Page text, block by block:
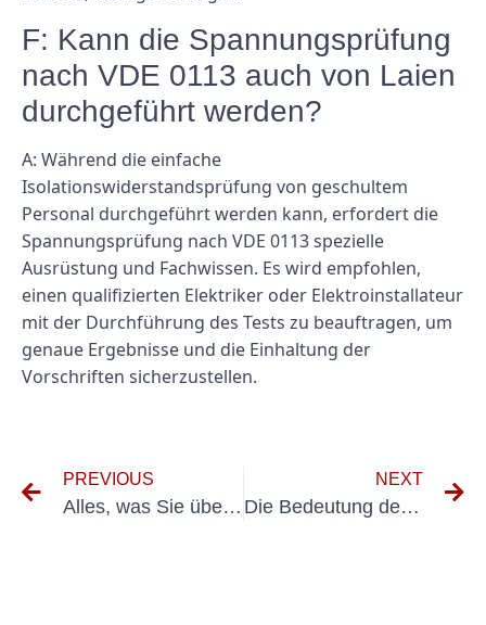
F: Kann die Spannungsprüfung
nach VDE 0113 auch von Laien
durchgeführt werden?
A: Während die einfache
Isolationswiderstandsprüfung von geschultem
Personal durchgeführt werden kann, erfordert die
Spannungsprüfung nach VDE 0113 spezielle
Ausrüstung und Fachwissen. Es wird empfohlen,
einen qualifizierten Elektriker oder Elektroinstallateur
mit der Durchführung des Tests zu beauftragen, um
genaue Ergebnisse und die Einhaltung der
Vorschriften sicherzustellen.
PREVIOUS
Alles, was Sie über die UVV Hebebühne wissen müssen
NEXT
Die Bedeutung der UVV-Prüfung für Handhubwagen: Was Sie wissen müssen